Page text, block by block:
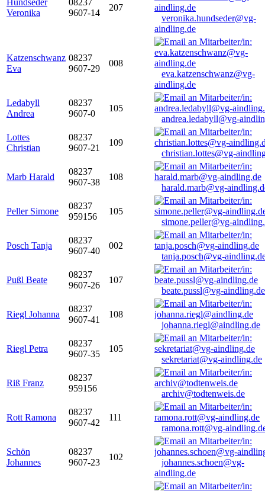
Hundseder
Veronika
08237
9607-14
207
veronika.hundseder@vg-
aindling.de
Katzenschwanz
Eva
08237
9607-29
008
eva.katzenschwanz@vg-
aindling.de
Ledabyll
Andrea
08237
9607-0
105
andrea.ledabyll@vg-
Lottes
Christian
08237
9607-21
109
christian.lottes@vg-
Marb Harald
08237
9607-38
108
harald.marb@vg-
Peller Simone
08237
959156
105
simone.peller@vg-
Posch Tanja
08237
9607-40
002
tanja.posch@vg-
Pußl Beate
08237
9607-26
107
beate.pussl@vg-aindling.de
Riegl Johanna
08237
9607-41
108
johanna.riegl@aindling.de
Riegl Petra
08237
9607-35
105
sekretariat@vg-aindling.de
Riß Franz
08237
959156
archiv@todtenweis.de
Rott Ramona
08237
9607-42
111
ramona.rott@vg-
Schön
Johannes
08237
9607-23
102
johannes.schoen@vg-
aindling.de